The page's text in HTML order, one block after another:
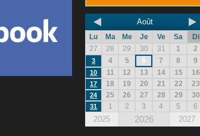
Août
Lu Ma Me Je Ve Sa
Di
27
28 29 30 31 1 2
3 4 5 6 7 8 9
10 11 12 13 14 15 16
17 18 19 20 21 22 23
24 25 26 27 28 29 30
31 1 2 3 4 5 6
2025 2026 2027